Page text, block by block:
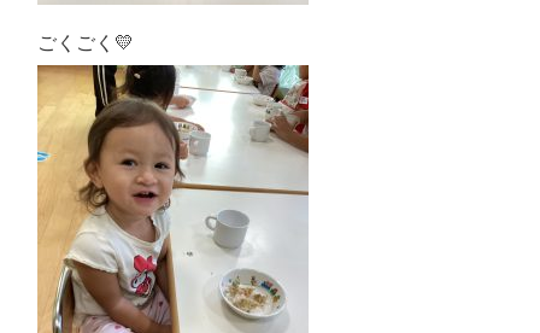
ごくごく💛